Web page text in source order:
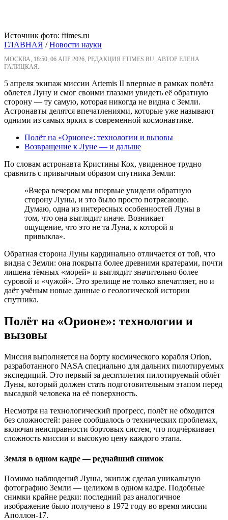
Источник фото: ftimes.ru
ГЛАВНАЯ /Новости науки
МОСКВА, 18:50, 06 АПР 2026, РЕДАКЦИЯ FTIMES.RU, АВТОР ЕЛЕНА
ГАЛИЦКАЯ.
5 апреля экипаж миссии Artemis II впервые в рамках полёта
облетел Луну и смог своими глазами увидеть её обратную
сторону — ту самую, которая никогда не видна с Земли.
Астронавты делятся впечатлениями, которые уже называют
одними из самых ярких в современной космонавтике.
Полёт на «Орионе»: технологии и вызовы
Возвращение к Луне — и дальше
По словам астронавта Кристины Кох, увиденное трудно
сравнить с привычным образом спутника Земли:
«Вчера вечером мы впервые увидели обратную
сторону Луны, и это было просто потрясающе.
Думаю, одна из интересных особенностей Луны в
том, что она выглядит иначе. Возникает
ощущение, что это не та Луна, к которой я
привыкла».
Обратная сторона Луны кардинально отличается от той, что
видна с Земли: она покрыта более древними кратерами, почти
лишена тёмных «морей» и выглядит значительно более
суровой и «чужой». Это зрелище не только впечатляет, но и
даёт учёным новые данные о геологической истории
спутника.
Полёт на «Орионе»: технологии и
вызовы
Миссия выполняется на борту космического корабля Orion,
разработанного NASA специально для дальних пилотируемых
экспедиций. Это первый за десятилетия пилотируемый облёт
Луны, который должен стать подготовительным этапом перед
высадкой человека на её поверхность.
Несмотря на технологический прогресс, полёт не обходится
без сложностей: ранее сообщалось о технических проблемах,
включая неисправности бортовых систем, что подчёркивает
сложность миссии и высокую цену каждого этапа.
Земля в одном кадре — редчайший снимок
Помимо наблюдений Луны, экипаж сделал уникальную
фотографию Земли — целиком в одном кадре. Подобные
снимки крайне редки: последний раз аналогичное
изображение было получено в 1972 году во время миссии
Аполлон-17.